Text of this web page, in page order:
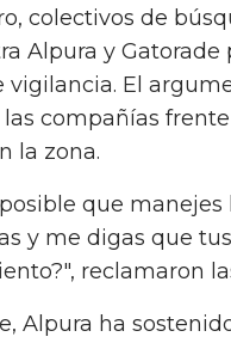
colectivos de
Alpura y Gatorade
vigilancia. El
compañías
la zona.
posible que
y me digas que
reclamaron
Alpura ha